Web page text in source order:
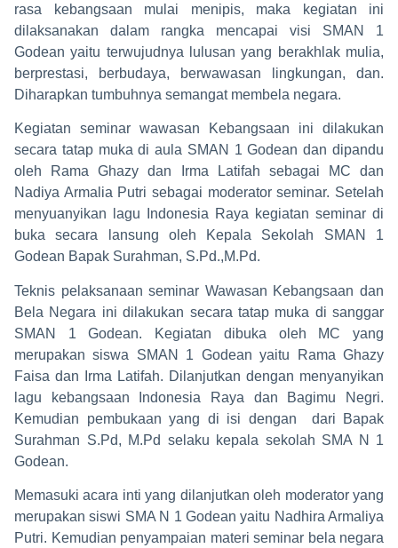
rasa kebangsaan mulai menipis, maka kegiatan ini
dilaksanakan dalam rangka mencapai visi SMAN 1
Godean yaitu terwujudnya lulusan yang berakhlak mulia,
berprestasi, berbudaya, berwawasan lingkungan, dan.
Diharapkan tumbuhnya semangat membela negara.
Kegiatan seminar wawasan Kebangsaan ini dilakukan
secara tatap muka di aula SMAN 1 Godean dan dipandu
oleh Rama Ghazy dan Irma Latifah sebagai MC dan
Nadiya Armalia Putri sebagai moderator seminar. Setelah
menyuanyikan lagu Indonesia Raya kegiatan seminar di
buka secara lansung oleh Kepala Sekolah SMAN 1
Godean Bapak Surahman, S.Pd.,M.Pd.
Teknis pelaksanaan seminar Wawasan Kebangsaan dan
Bela Negara ini dilakukan secara tatap muka di sanggar
SMAN 1 Godean. Kegiatan dibuka oleh MC yang
merupakan siswa SMAN 1 Godean yaitu Rama Ghazy
Faisa dan Irma Latifah. Dilanjutkan dengan menyanyikan
lagu kebangsaan Indonesia Raya dan Bagimu Negri.
Kemudian pembukaan yang di isi dengan dari Bapak
Surahman S.Pd, M.Pd selaku kepala sekolah SMA N 1
Godean.
Memasuki acara inti yang dilanjutkan oleh moderator yang
merupakan siswi SMA N 1 Godean yaitu Nadhira Armaliya
Putri. Kemudian penyampaian materi seminar bela negara